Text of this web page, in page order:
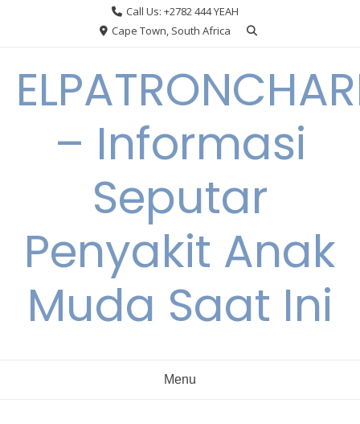
Call Us: +2782 444 YEAH
Cape Town, South Africa
– Informasi
Seputar
Penyakit Anak
Muda Saat Ini
Menu